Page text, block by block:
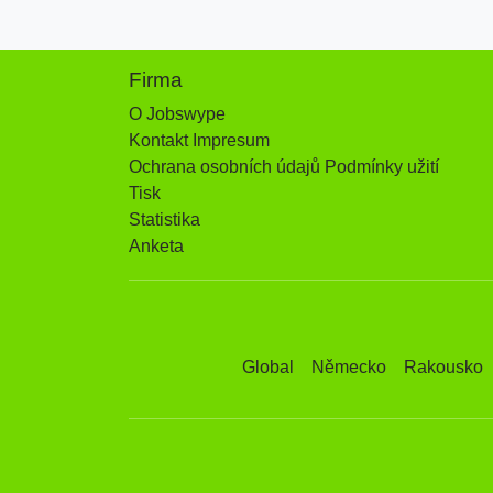
Firma
O Jobswype
Kontakt Impresum
Ochrana osobních údajů Podmínky užití
Tisk
Statistika
Anketa
Global Německo Rakousko